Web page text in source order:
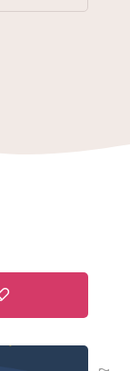
Peut-
très caline
le confort
que